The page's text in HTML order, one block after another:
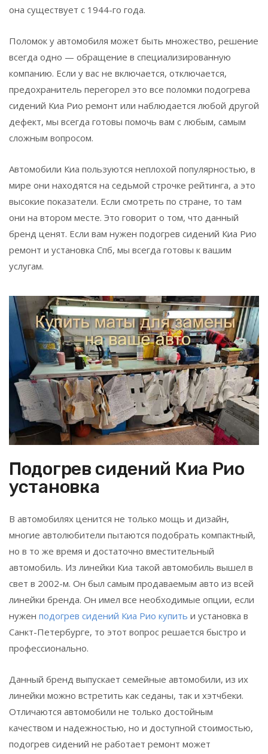
она существует с 1944-го года.
Поломок у автомобиля может быть множество, решение
всегда одно — обращение в специализированную
компанию. Если у вас не включается, отключается,
предохранитель перегорел это все поломки подогрева
сидений Киа Рио ремонт или наблюдается любой другой
дефект, мы всегда готовы помочь вам с любым, самым
сложным вопросом.
Автомобили Киа пользуются неплохой популярностью, в
мире они находятся на седьмой строчке рейтинга, а это
высокие показатели. Если смотреть по стране, то там
они на втором месте. Это говорит о том, что данный
бренд ценят. Если вам нужен подогрев сидений Киа Рио
ремонт и установка Спб, мы всегда готовы к вашим
услугам.
Подогрев сидений Киа Рио
установка
В автомобилях ценится не только мощь и дизайн,
многие автолюбители пытаются подобрать компактный,
но в то же время и достаточно вместительный
автомобиль. Из линейки Киа такой автомобиль вышел в
свет в 2002-м. Он был самым продаваемым авто из всей
линейки бренда. Он имел все необходимые опции, если
нужен подогрев сидений Киа Рио купить и установка в
Санкт-Петербурге, то этот вопрос решается быстро и
профессионально.
Данный бренд выпускает семейные автомобили, из их
линейки можно встретить как седаны, так и хэтчбеки.
Отличаются автомобили не только достойным
качеством и надежностью, но и доступной стоимостью,
подогрев сидений не работает ремонт может